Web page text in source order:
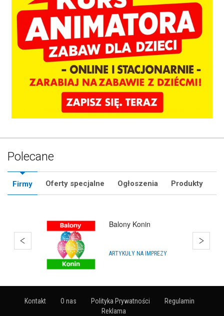
Polecane
Firmy Oferty specjalne Ogłoszenia Produkty
Hurtownia Balonów
HURTOWNIE
Kontakt O nas Polityka Prywatności
Regulamin
Reklama